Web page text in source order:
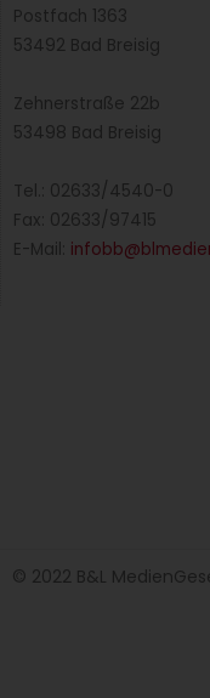
Postfach 1363
53492 Bad Breisig
Zehnerstraße 22b
53498 Bad Breisig
Tel.: 02633/4540-0
Fax: 02633/97415
E-Mail:
© 2022 B&L